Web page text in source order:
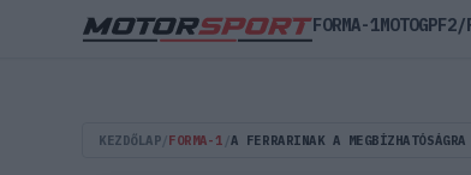
KEZDŐLAP FORMA-1 A FERRARINAK A
FORMA-1MOTOGPF2/